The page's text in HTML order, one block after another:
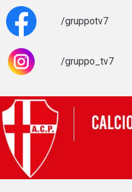
/gruppotv7
/gruppo_tv7